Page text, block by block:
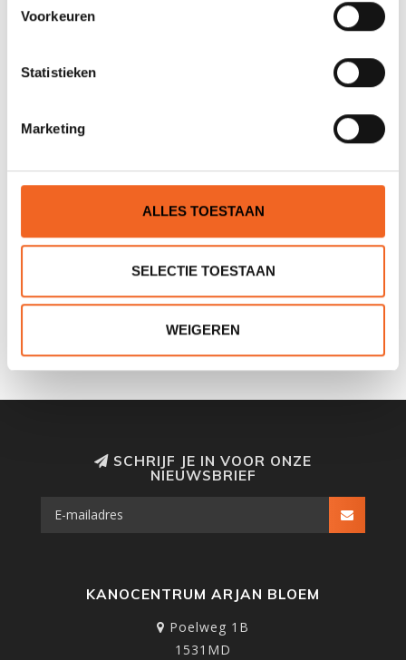
Voorkeuren
Statistieken
Marketing
ALLES TOESTAAN
SELECTIE TOESTAAN
WEIGEREN
€55,00
NANUK 225,
WATERDICHTE BOX
NANUK NANO 320,
WATERDICHTE BOX
SCHRIJF JE IN VOOR ONZE
NIEUWSBRIEF
KANOCENTRUM ARJAN BLOEM
Poelweg 1B
1531MD